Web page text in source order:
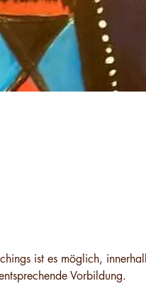
ist es möglich,
Vorbildung.